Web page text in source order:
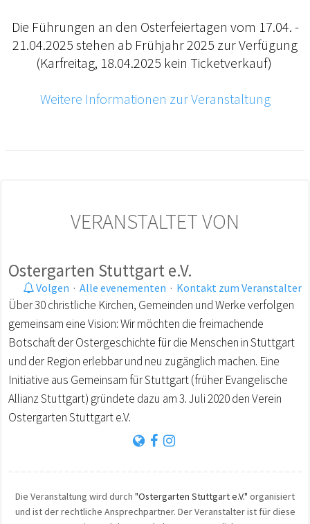
Die Führungen an den Osterfeiertagen vom 17.04. -
21.04.2025 stehen ab Frühjahr 2025 zur Verfügung
(Karfreitag, 18.04.2025 kein Ticketverkauf)
Weitere Informationen zur Veranstaltung
VERANSTALTET VON
Ostergarten Stuttgart e.V.
Volgen · Alle evenementen · Kontakt zum Veranstalter
Über 30 christliche Kirchen, Gemeinden und Werke verfolgen
gemeinsam eine Vision: Wir möchten die freimachende
Botschaft der Ostergeschichte für die Menschen in Stuttgart
und der Region erlebbar und neu zugänglich machen. Eine
Initiative aus Gemeinsam für Stuttgart (früher Evangelische
Allianz Stuttgart) gründete dazu am 3. Juli 2020 den Verein
Ostergarten Stuttgart e.V.
Die Veranstaltung wird durch "Ostergarten Stuttgart e.V." organisiert
und ist der rechtliche Ansprechpartner. Der Veranstalter ist für diese